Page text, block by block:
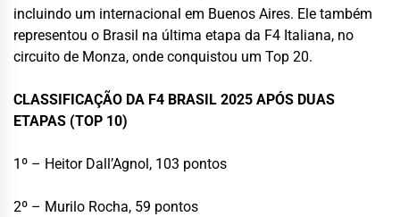
incluindo um internacional em Buenos Aires. Ele também
representou o Brasil na última etapa da F4 Italiana, no
circuito de Monza, onde conquistou um Top 20.
CLASSIFICAÇÃO DA F4 BRASIL 2025 APÓS DUAS
ETAPAS (TOP 10)
1º – Heitor Dall’Agnol, 103 pontos
2º – Murilo Rocha, 59 pontos